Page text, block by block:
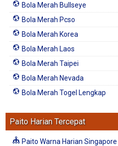
Bola Merah Bullseye
Bola Merah Pcso
Bola Merah Korea
Bola Merah Laos
Bola Merah Taipei
Bola Merah Nevada
Bola Merah Togel Lengkap
Paito Harian Tercepat
Paito Warna Harian Singapore